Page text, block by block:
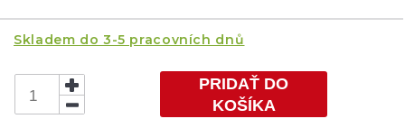
Skladem do 3-5 pracovních dnů
PRIDAŤ DO
KOŠÍKA